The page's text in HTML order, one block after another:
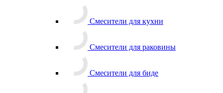
Смесители для кухни
Смесители для раковины
Смесители для биде